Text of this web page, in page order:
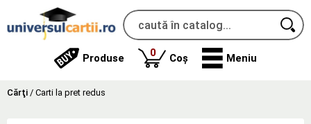
Produse 0produse
Coș Meniu
Cărţi / Carti la pret redus